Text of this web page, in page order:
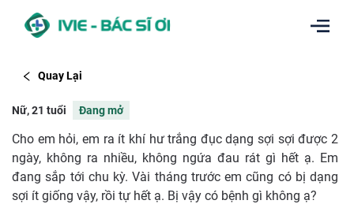
Quay Lại
Nữ, 21 tuổi Đang mở
Cho em hỏi, em ra ít khí hư trắng đục dạng sợi sợi được 2
ngày, không ra nhiều, không ngứa đau rát gì hết ạ. Em
đang sắp tới chu kỳ. Vài tháng trước em cũng có bị dạng
sợi ít giống vậy, rồi tự hết ạ. Bị vậy có bệnh gì không ạ?